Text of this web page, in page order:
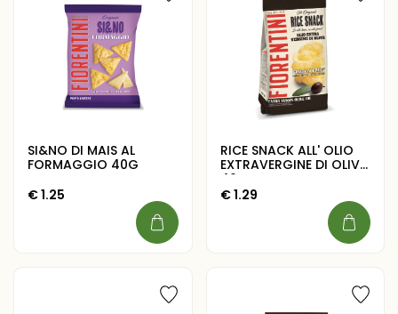
SI&NO DI MAIS AL
FORMAGGIO 40G
€1.25
RICE SNACK ALL' OLIO
EXTRAVERGINE DI OLIVA
40G
€1.29